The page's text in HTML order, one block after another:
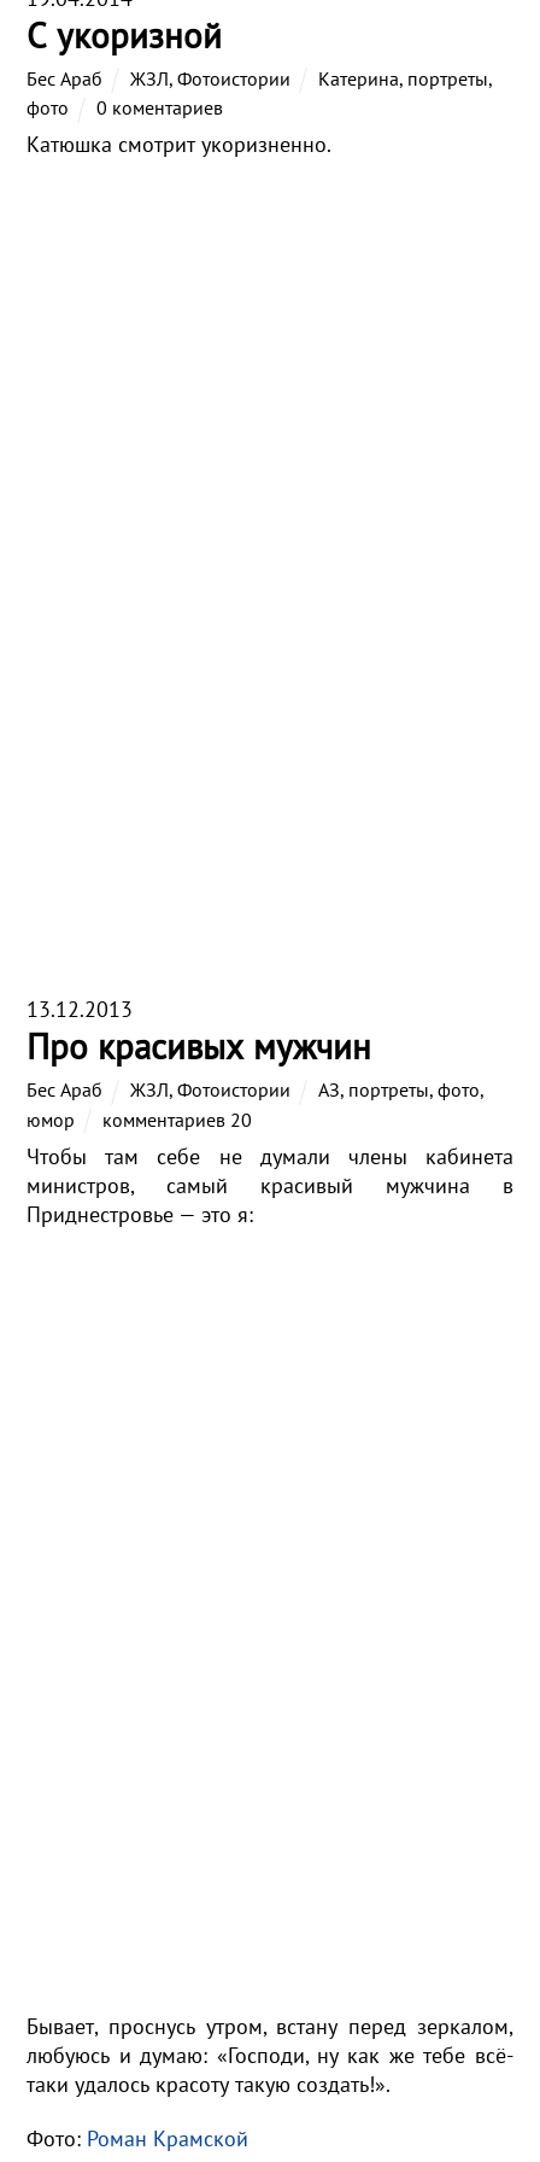
С укоризной
Бес Араб ЖЗЛ,Фотоистории Катерина, портреты,
фото
0 коментариев
Катюшка смотрит укоризненно.
13.12.2013
Про красивых мужчин
Бес Араб ЖЗЛ,Фотоистории АЗ, портреты, фото,
юмор
комментариев 20
Чтобы там себе не думали члены кабинета
министров, самый красивый мужчина в
Приднестровье — это я:
Бывает, проснусь утром, встану перед зеркалом,
любуюсь и думаю: «Господи, ну как же тебе всё-
таки удалось красоту такую создать!».
Фото: Роман Крамской